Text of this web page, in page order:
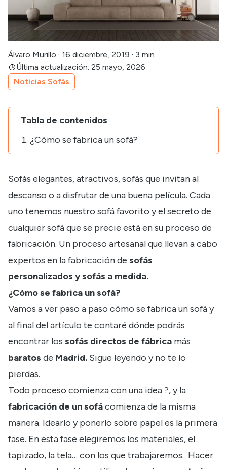
Álvaro Murillo · 16 diciembre, 2019 · 3 min
Última actualización: 25 mayo, 2026
Noticias Sofás
Tabla de contenidos
¿Cómo se fabrica un sofá?
Sofás elegantes, atractivos, sofás que invitan al
descanso o a disfrutar de una buena película. Cada
uno tenemos nuestro sofá favorito y el secreto de
cualquier sofá que se precie está en su proceso de
fabricación. Un proceso artesanal que llevan a cabo
expertos en la fabricación de sofás
personalizados ysofás a medida.
¿Cómo se fabrica un sofá?
Vamos a ver paso a paso cómo se fabrica un sofá y
al final del artículo te contaré dónde podrás
encontrar los sofás directos de fábrica más
baratos de Madrid. Sigue leyendo y no te lo
pierdas.
Todo proceso comienza con una idea ?, y la
fabricación de un sofácomienza de la misma
manera. Idearlo y ponerlo sobre papel es la primera
fase. En esta fase elegiremos los materiales, el
tapizado, la tela… con los que trabajaremos. Hacer